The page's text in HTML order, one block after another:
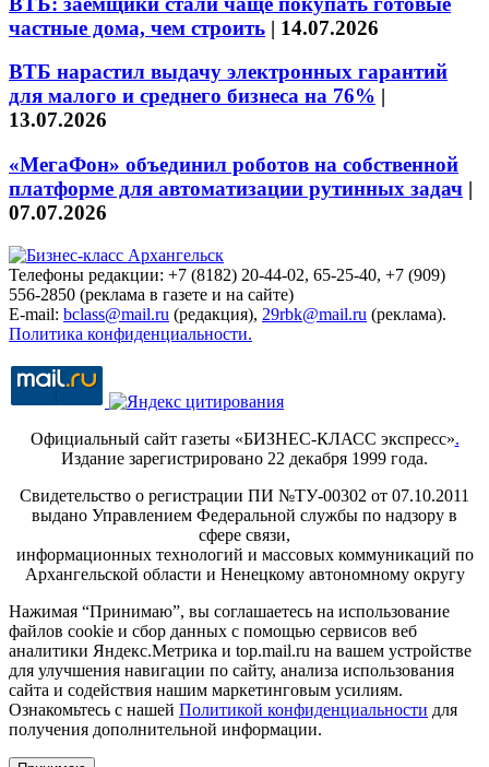
частные дома, чем строить | 14.07.2026
ВТБ нарастил выдачу электронных гарантий
для малого и среднего бизнеса на 76% |
13.07.2026
«МегаФон» объединил роботов на собственной
платформе для автоматизации рутинных задач |
07.07.2026
Телефоны редакции: +7 (8182) 20-44-02, 65-25-40, +7 (909)
556-2850 (реклама в газете и на сайте)
E-mail: bclass@mail.ru (редакция), 29rbk@mail.ru (реклама).
Политика конфиденциальности.
Официальный сайт газеты «БИЗНЕС-КЛАСС экспресс».
Издание зарегистрировано 22 декабря 1999 года.
Свидетельство о регистрации ПИ №ТУ-00302 от 07.10.2011
выдано Управлением Федеральной службы по надзору в
сфере связи,
информационных технологий и массовых коммуникаций по
Архангельской области и Ненецкому автономному округу
Нажимая “Принимаю”, вы соглашаетесь на использование
файлов cookie и сбор данных с помощью сервисов веб
аналитики Яндекс.Метрика и top.mail.ru на вашем устройстве
для улучшения навигации по сайту, анализа использования
сайта и содействия нашим маркетинговым усилиям.
Ознакомьтесь с нашей Политикой конфиденциальности для
получения дополнительной информации.